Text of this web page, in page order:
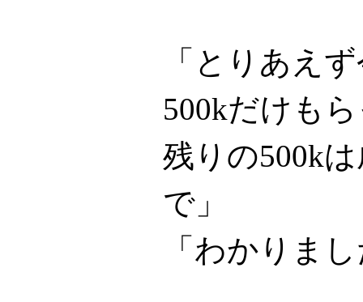
「とりあえ
500kだけも
残りの500k
で」
「わかりま